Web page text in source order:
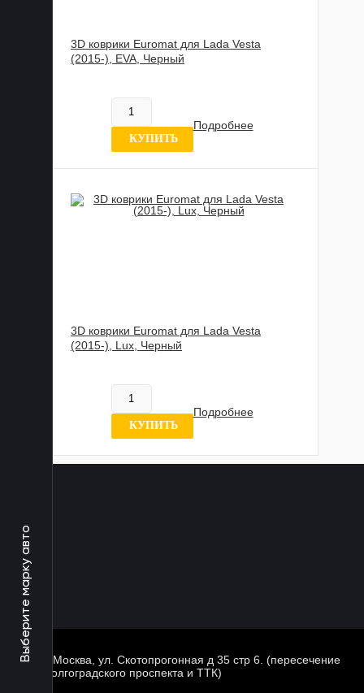
Выберите марку авто
3D коврики Euromat для Lada Vesta
(2015-), EVA, Черный
В наличии
10 отзыв
КУПИТЬ
Подробнее
3D коврики Euromat для Lada Vesta
(2015-), Lux, Черный
Нет в наличии
24 отзыва
КУПИТЬ
Подробнее
г. Москва, ул. Скотопрогонная д 35 стр 6. (пересечение
Волгоградского проспекта и ТТК)